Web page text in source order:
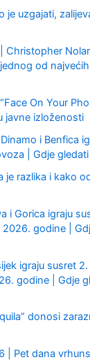
je uzgajati,
Christopher
od
On Your
javne izloženosti
i Benfica
| Gdje
je razlika i kako
i Gorica igraju
godine |
igraju susret
godine | Gdje
donosi
| Pet dana